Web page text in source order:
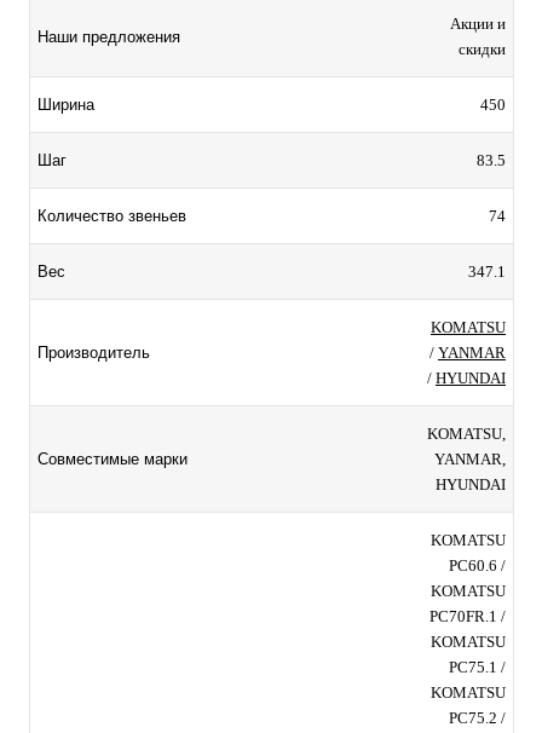
Наши предложения
Акции и
скидки
Ширина 450
Шаг 83.5
Количество звеньев 74
Вес 347.1
Производитель
KOMATSU
/ YANMAR
/ HYUNDAI
Совместимые марки
KOMATSU,
YANMAR,
HYUNDAI
KOMATSU
PC60.6 /
KOMATSU
PC70FR.1 /
KOMATSU
PC75.1 /
KOMATSU
PC75.2 /